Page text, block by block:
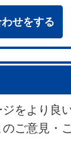
せをする
をより良
ご意見・